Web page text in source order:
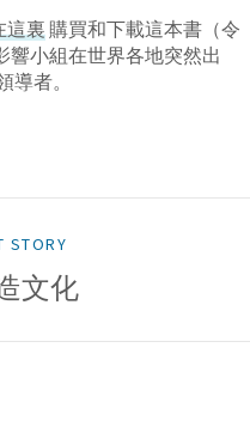
這裏 購買和下載這本書（令
響小組在世界各地突然出
者。
STORY
文化